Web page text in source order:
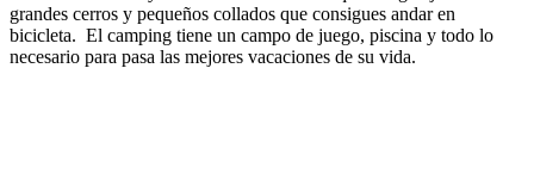
grandes cerros y pequeños collados que consigues andar en
bicicleta. El camping tiene un campo de juego, piscina y todo lo
necesario para pasa las mejores vacaciones de su vida.